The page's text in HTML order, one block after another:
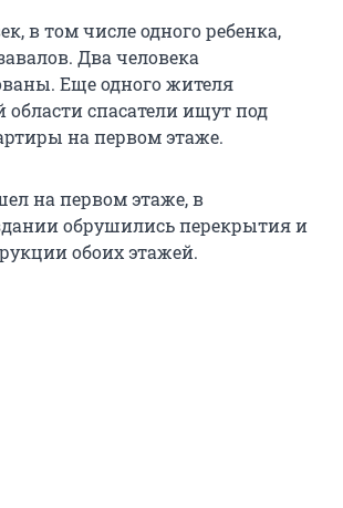
в том числе одного ребенка,
Два человека
Еще одного жителя
области спасатели ищут под
на первом этаже.
на первом этаже, в
обрушились перекрытия и
обоих этажей.